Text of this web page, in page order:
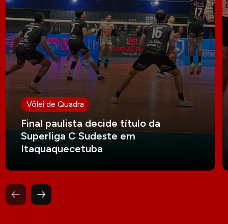
Vôlei de Quadra
Final paulista decide título da
Superliga C Sudeste em
Itaquaquecetuba